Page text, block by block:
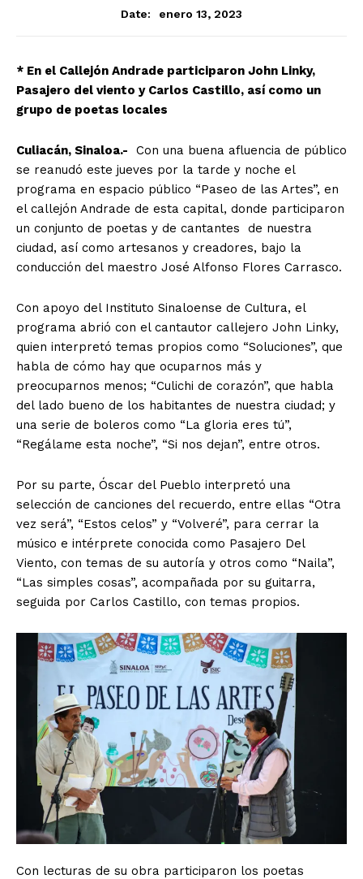
Date:
enero 13, 2023
* En el Callejón Andrade participaron John Linky,
Pasajero del viento y Carlos Castillo, así como un
grupo de poetas locales
Culiacán, Sinaloa.- Con una buena afluencia de público
se reanudó este jueves por la tarde y noche el
programa en espacio público “Paseo de las Artes”, en
el callejón Andrade de esta capital, donde participaron
un conjunto de poetas y de cantantes de nuestra
ciudad, así como artesanos y creadores, bajo la
conducción del maestro José Alfonso Flores Carrasco.
Con apoyo del Instituto Sinaloense de Cultura, el
programa abrió con el cantautor callejero John Linky,
quien interpretó temas propios como “Soluciones”, que
habla de cómo hay que ocuparnos más y
preocuparnos menos; “Culichi de corazón”, que habla
del lado bueno de los habitantes de nuestra ciudad; y
una serie de boleros como “La gloria eres tú”,
“Regálame esta noche”, “Si nos dejan”, entre otros.
Por su parte, Óscar del Pueblo interpretó una
selección de canciones del recuerdo, entre ellas “Otra
vez será”, “Estos celos” y “Volveré”, para cerrar la
músico e intérprete conocida como Pasajero Del
Viento, con temas de su autoría y otros como “Naila”,
“Las simples cosas”, acompañada por su guitarra,
seguida por Carlos Castillo, con temas propios.
Con lecturas de su obra participaron los poetas